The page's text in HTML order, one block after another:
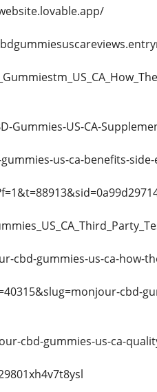
Gummies-US-CA-
us-ca-benefits-
cbd-gummies-us-ca-how-
cbd-
cbd-gummies-us-ca-